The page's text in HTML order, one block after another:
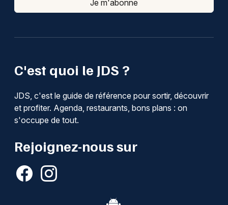
C'est quoi le JDS ?
JDS, c'est le guide de référence pour sortir, découvrir
et profiter. Agenda, restaurants, bons plans : on
s'occupe de tout.
Rejoignez-nous sur
Je m'abonne